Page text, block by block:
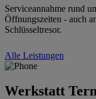
Serviceannahme rund
Öffnungszeiten - auch
Schlüsseltresor.
Alle Leistungen
Werkstatt